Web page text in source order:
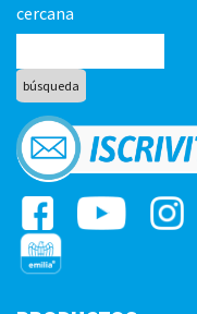
cercana